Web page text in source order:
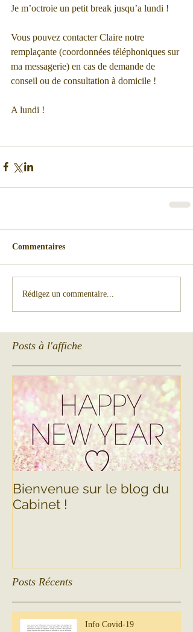
Je m’octroie un petit break jusqu’a lundi !
Vous pouvez contacter Claire notre
remplaçante (coordonnées téléphoniques sur
ma messagerie) en cas de demande de
conseil ou de consultation à domicile !
A lundi !
Commentaires
Rédigez un commentaire...
Posts à l'affiche
Bienvenue sur le blog du
Cabinet !
Posts Récents
Info Covid-19